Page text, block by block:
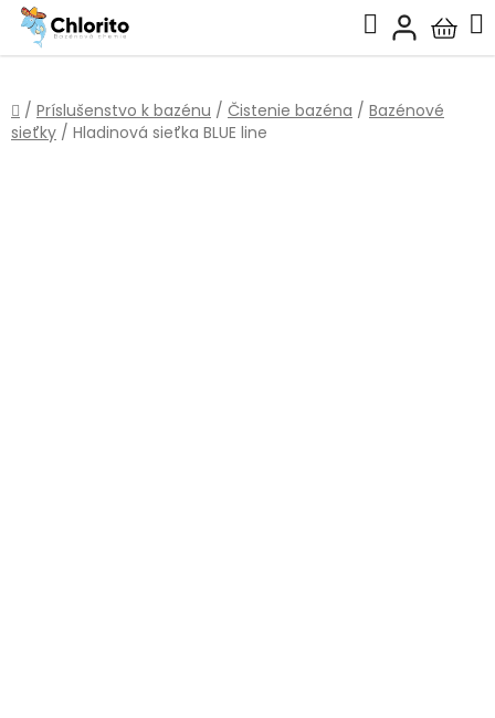
Prejsť
obsah
Hľadať
košík
Domov
/ Príslušenstvo k bazénu / Čistenie bazéna / Bazénové
sieťky / Hladinová sieťka BLUE line